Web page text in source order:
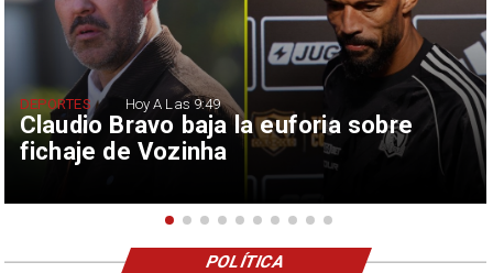
Claudio Bravo baja la euforia sobre
fichaje de Vozinha
DEPORTES Hoy A Las 9:49
POLÍTICA